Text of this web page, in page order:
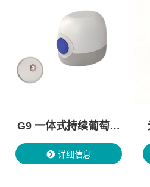
G9 一体式持续葡萄糖
监测系统
详细信息